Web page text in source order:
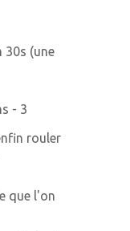
30s (une
- 3
rouler
que l'on